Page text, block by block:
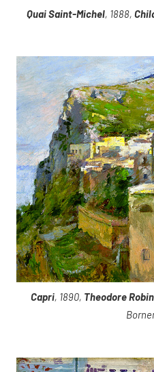
Quai Saint-Michel, 1888,
Capri, 1890, Theodore